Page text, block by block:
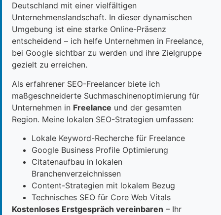
Deutschland mit einer vielfältigen
Unternehmenslandschaft. In dieser dynamischen
Umgebung ist eine starke Online-Präsenz
entscheidend – ich helfe Unternehmen in Freelance,
bei Google sichtbar zu werden und ihre Zielgruppe
gezielt zu erreichen.
Als erfahrener SEO-Freelancer biete ich
maßgeschneiderte Suchmaschinenoptimierung für
Unternehmen in Freelance und der gesamten
Region. Meine lokalen SEO-Strategien umfassen:
Lokale Keyword-Recherche für Freelance
Google Business Profile Optimierung
Citatenaufbau in lokalen
Branchenverzeichnissen
Content-Strategien mit lokalem Bezug
Technisches SEO für Core Web Vitals
Kostenloses Erstgespräch vereinbaren – Ihr